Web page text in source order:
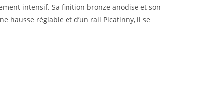
intensif. Sa finition bronze anodisé et son
hausse réglable et d’un rail Picatinny, il se